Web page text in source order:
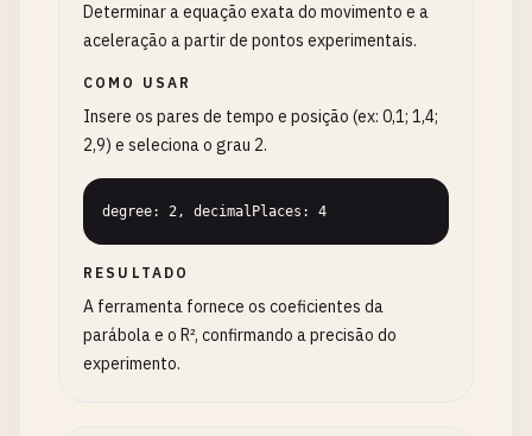
Determinar a equação exata do movimento e a
aceleração a partir de pontos experimentais.
COMO USAR
Insere os pares de tempo e posição (ex: 0,1; 1,4;
2,9) e seleciona o grau 2.
degree: 2, decimalPlaces: 4
RESULTADO
A ferramenta fornece os coeficientes da
parábola e o R², confirmando a precisão do
experimento.